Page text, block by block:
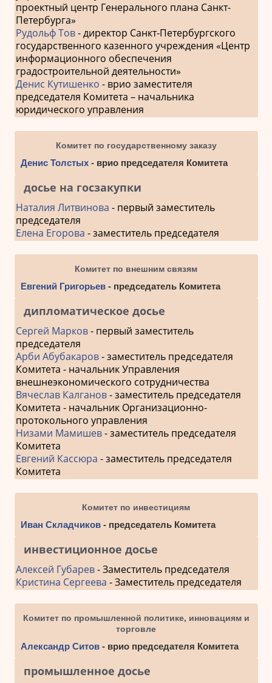
проектный центр Генерального плана Санкт-
Петербурга»
Рудольф Тов- директор Санкт-Петербургского
государственного казенного учреждения «Центр
информационного обеспечения
градостроительной деятельности»
Денис Кутишенко - врио заместителя
председателя Комитета – начальника
юридического управления
Комитет по государственному заказу
Денис Толстых- врио председателя Комитета
досье на госзакупки
Наталия Литвинова - первый заместитель
председателя
Елена Егорова - заместитель председателя
Комитет по внешним связям
Евгений Григорьев- председатель Комитета
дипломатическое досье
Сергей Марков- первый заместитель
председателя
Арби Абубакаров- заместитель председателя
Комитета - начальник Управления
внешнеэкономического сотрудничества
Вячеслав Калганов- заместитель председателя
Комитета - начальник Организационно-
протокольного управления
Низами Мамишев- заместитель председателя
Комитета
Евгений Кассюра - заместитель председателя
Комитета
Комитет по инвестициям
Иван Складчиков- председатель Комитета
инвестиционное досье
Алексей Губарев- Заместитель председателя
Кристина Сергеева - Заместитель председателя
Комитет по промышленной политике, инновациям и
торговле
Александр Ситов- врио председателя Комитета
промышленное досье